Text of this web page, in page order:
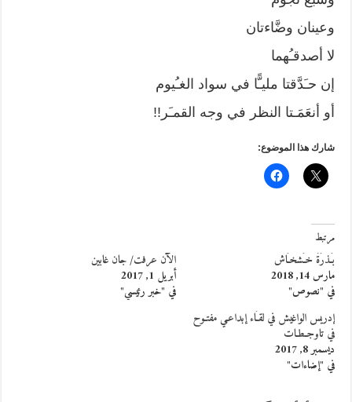
وعينان وضَّاءتان
لا أصدقـُهما
إن حـَدَّقتا مليـًّا في سواد الغـُيوم
أو أنعَمَـتا النظر في وجه القمـَر!!
شارك هذا الموضوع:
مرتبط
بَـذرَةَُ خـَشخـَاش
مارس 14, 2018
في "نصوص"
الآن عرفت/ جان غابين
أبريل 1, 2017
في "خبر رئيسي"
إدريس الواغيش في لقـَاء إبداعـي مفتـوح
في تاوجـطـات
ديسمبر 8, 2017
في "إضاءات"